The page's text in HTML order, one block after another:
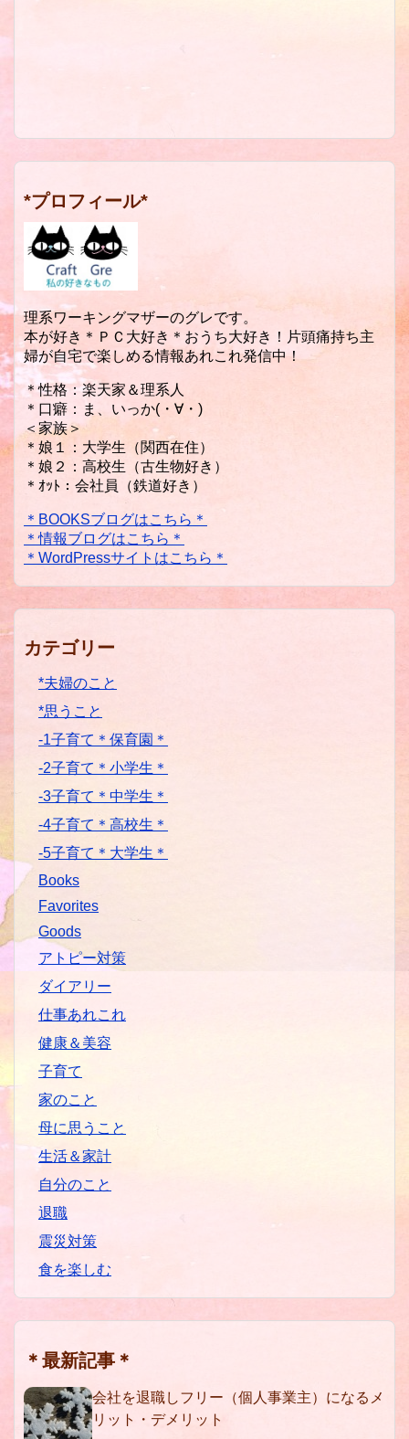
*プロフィール*
理系ワーキングマザーのグレです。
本が好き＊ＰＣ大好き＊おうち大好き！片頭痛持ち主
婦が自宅で楽しめる情報あれこれ発信中！
＊性格：楽天家＆理系人
＊口癖：ま、いっか(・∀・)
＜家族＞
＊娘１：大学生（関西在住）
＊娘２：高校生（古生物好き）
＊ｵｯﾄ：会社員（鉄道好き）
＊BOOKSブログはこちら＊
＊情報ブログはこちら＊
＊WordPressサイトはこちら＊
カテゴリー
*夫婦のこと
*思うこと
-1子育て＊保育園＊
-2子育て＊小学生＊
-3子育て＊中学生＊
-4子育て＊高校生＊
-5子育て＊大学生＊
Books
Favorites
Goods
アトピー対策
ダイアリー
仕事あれこれ
健康＆美容
子育て
家のこと
母に思うこと
生活＆家計
自分のこと
退職
震災対策
食を楽しむ
＊最新記事＊
会社を退職しフリー（個人事業主）になるメ
リット・デメリット